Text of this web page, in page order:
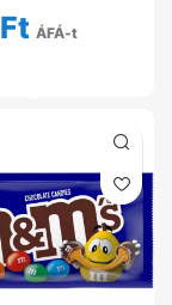
Ft ÁFÁ-t